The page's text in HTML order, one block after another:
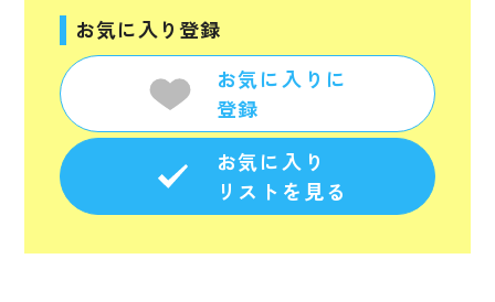
お気に入り登録
お気に入りに
登録
お気に入り
リストを見る